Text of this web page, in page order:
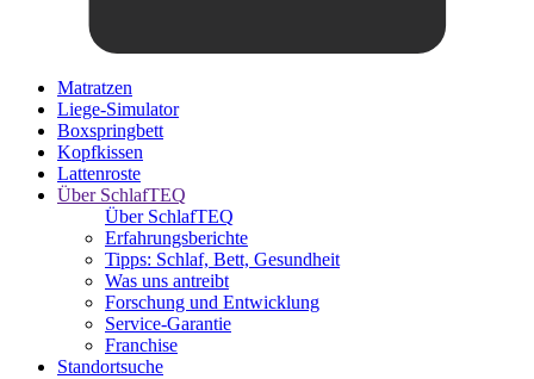
Matratzen
Liege-Simulator
Boxspringbett
Kopfkissen
Lattenroste
Über SchlafTEQ
Über SchlafTEQ
Erfahrungsberichte
Tipps: Schlaf, Bett, Gesundheit
Was uns antreibt
Forschung und Entwicklung
Service-Garantie
Franchise
Standortsuche